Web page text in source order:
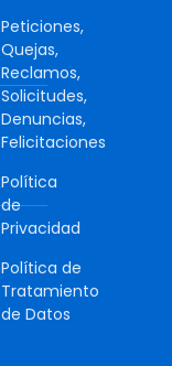
Peticiones,
Quejas,
Reclamos,
Solicitudes,
Denuncias,
Felicitaciones
Política
de
Privacidad
Política de
Tratamiento
de Datos